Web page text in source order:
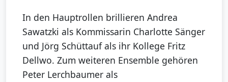
In den Hauptrollen brillieren Andrea
Sawatzki als Kommissarin Charlotte Sänger
und Jörg Schüttauf als ihr Kollege Fritz
Dellwo. Zum weiteren Ensemble gehören
Peter Lerchbaumer als